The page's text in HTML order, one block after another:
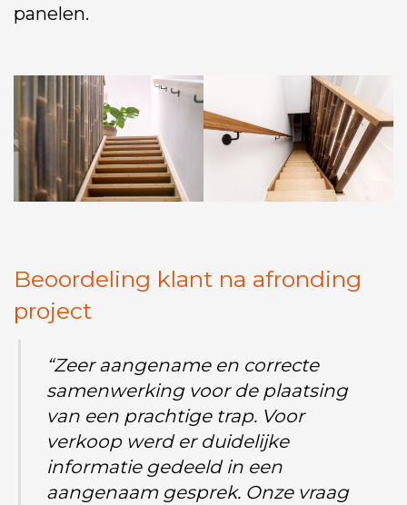
panelen.
Beoordeling klant na afronding
project
“Zeer aangename en correcte
samenwerking voor de plaatsing
van een prachtige trap. Voor
verkoop werd er duidelijke
informatie gedeeld in een
aangenaam gesprek. Onze vraag